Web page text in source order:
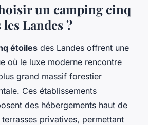
un camping cinq
Landes ?
étoiles des Landes offrent une
où le luxe moderne rencontre
grand massif forestier
Ces établissements
des hébergements haut de
privatives, permettant